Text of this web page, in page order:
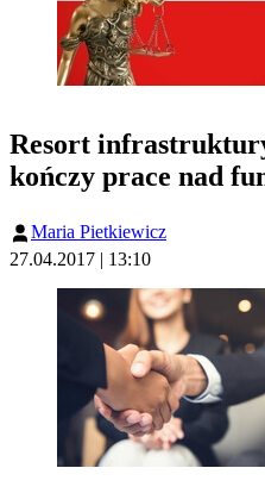
Resort
kończy prace nad
Maria Pietkiewicz
27.04.2017 | 13:10